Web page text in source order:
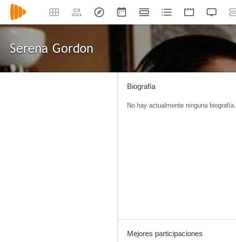
Serena Gordon
Biografía
No hay actualmente ninguna biografía.
Mejores participaciones